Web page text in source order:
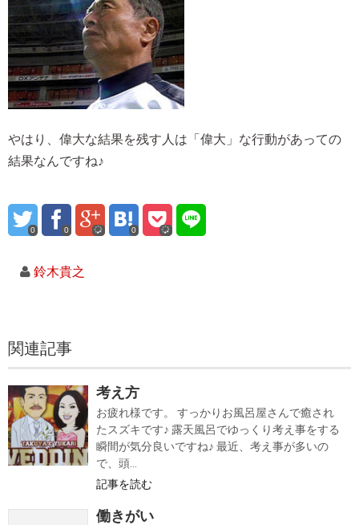
やはり、偉大な結果を残す人は「偉大」な行動があっての
結果なんですね♪
0 0 0
鈴木貴之
関連記事
考え方
お疲れ様です。 すっかりお風呂屋さんで癒され
たスズキです♪ 露天風呂でゆっくり考え事をする
瞬間が気分良いですね♪ 最近、考え事が多いの
で、頭...
記事を読む
働きがい